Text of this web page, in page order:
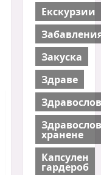
Екскурзии
Закуска
Здраве
хранене
Капсулен
гардероб